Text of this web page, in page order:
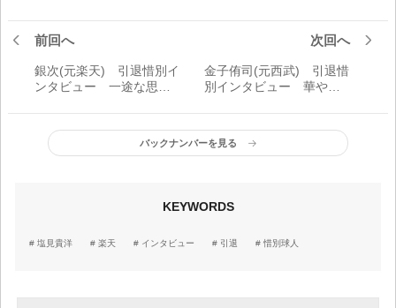
前回へ
銀次(元楽天) 引退惜別イ
ンタビュー 一途な思い
ら今の自分はここにいな
い」
次回へ
金子侑司(元西武) 引退惜
別インタビュー 華やか
流しているファンの方た
ちを見たとき、プロ野球
の世界に入って少しやれ
バックナンバーを見る
KEYWORDS
塩見貴洋 楽天 インタビュー 引退 惜別球人